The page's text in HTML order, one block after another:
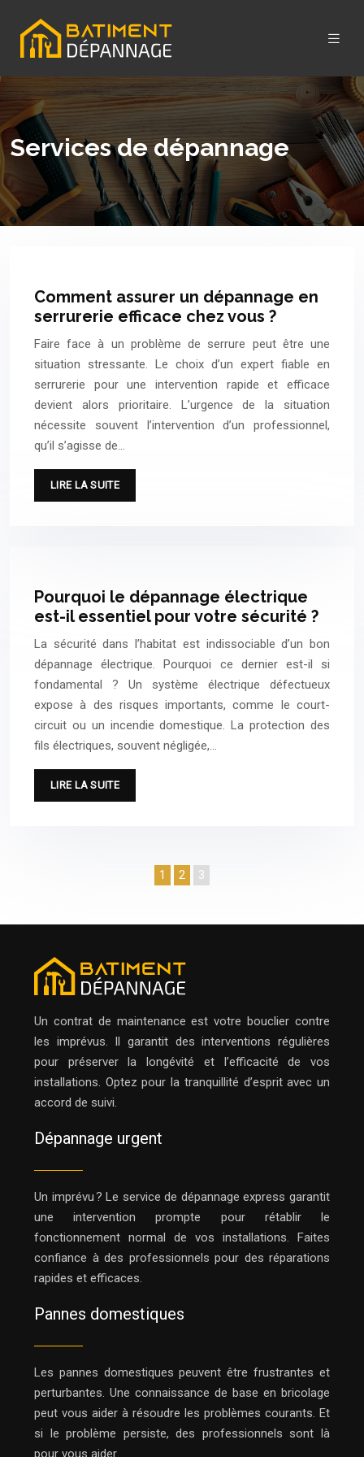
Services de dépannage
Comment assurer un dépannage en
serrurerie efficace chez vous ?
Faire face à un problème de serrure peut être une
situation stressante. Le choix d’un expert fiable en
serrurerie pour une intervention rapide et efficace
devient alors prioritaire. L’urgence de la situation
nécessite souvent l’intervention d’un professionnel,
qu’il s’agisse de…
LIRE LA SUITE
Pourquoi le dépannage électrique
est-il essentiel pour votre sécurité ?
La sécurité dans l’habitat est indissociable d’un bon
dépannage électrique. Pourquoi ce dernier est-il si
fondamental ? Un système électrique défectueux
expose à des risques importants, comme le court-
circuit ou un incendie domestique. La protection des
fils électriques, souvent négligée,…
LIRE LA SUITE
1 2 3
Un contrat de maintenance est votre bouclier contre
les imprévus. Il garantit des interventions régulières
pour préserver la longévité et l’efficacité de vos
installations. Optez pour la tranquillité d’esprit avec un
accord de suivi.
Dépannage urgent
Un imprévu ? Le service de dépannage express garantit
une intervention prompte pour rétablir le
fonctionnement normal de vos installations. Faites
confiance à des professionnels pour des réparations
rapides et efficaces.
Pannes domestiques
Les pannes domestiques peuvent être frustrantes et
perturbantes. Une connaissance de base en bricolage
peut vous aider à résoudre les problèmes courants. Et
si le problème persiste, des professionnels sont là
pour vous aider.